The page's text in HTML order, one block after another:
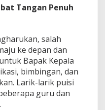
Tangan Penuh
salah
ke depan dan
Bapak Kepala
bimbingan, dan
Larik-larik puisi
guru dan